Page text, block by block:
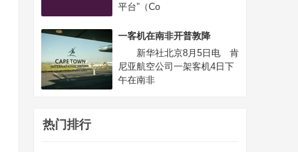
平台”（Co
一客机在南非开普敦降
新华社北京8月5日电 肯
尼亚航空公司一架客机4日下
午在南非
热门排行